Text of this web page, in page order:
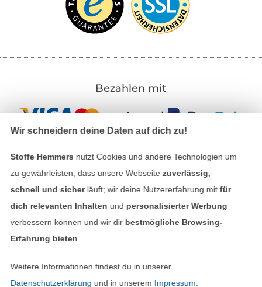
Bezahlen mit
Unsere Versandpartner
In den deutschen Shop wechseln (aktuell
Wir schneidern deine Daten auf dich zu!
Stoffe Hemmers nutzt Cookies und andere Technologien um
zu gewährleisten, dass unsere Webseite zuverlässig,
schnell und sicherläuft; wir deine Nutzererfahrung mitfür
dich relevanten Inhalten und personalisierter Werbung
verbessern können und wir dir bestmögliche Browsing-
Erfahrung bieten
Weitere Informationen findest du in unserer
Datenschutzerklärung und in unserem Impressum